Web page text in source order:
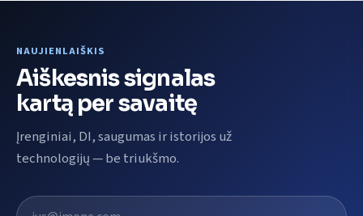
NAUJIENLAIŠKIS
Aiškesnis signalas
kartą per savaitę
Įrenginiai, DI, saugumas ir istorijos už
technologijų — be triukšmo.
El. pašto adresas